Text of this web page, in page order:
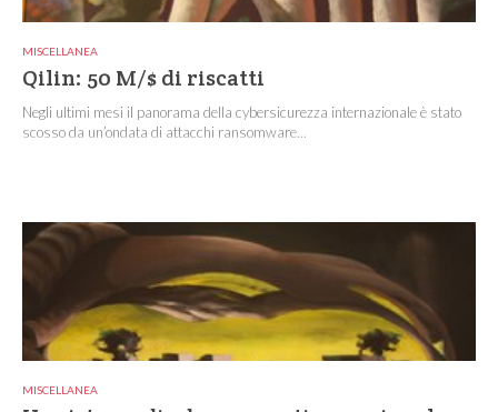
MISCELLANEA
Qilin: 50 M/$ di riscatti
Negli ultimi mesi il panorama della cybersicurezza internazionale è stato
scosso da un’ondata di attacchi ransomware...
MISCELLANEA